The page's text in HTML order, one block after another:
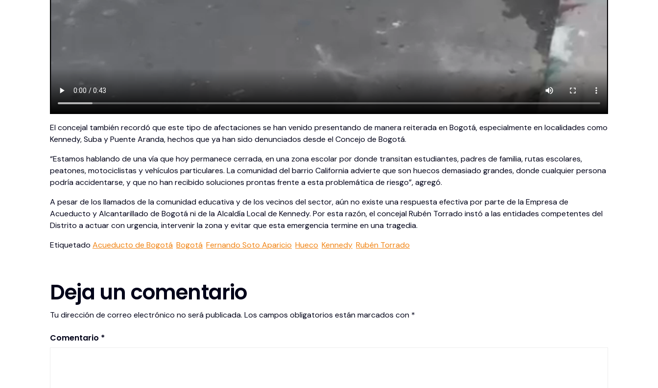
El concejal también recordó que este tipo de afectaciones se han venido presentando de manera reiterada en Bogotá, especialmente en localidades como
Kennedy, Suba y Puente Aranda, hechos que ya han sido denunciados desde el Concejo de Bogotá.
“Estamos hablando de una vía que hoy permanece cerrada, en una zona escolar por donde transitan estudiantes, padres de familia, rutas escolares,
peatones, motociclistas y vehículos particulares. La comunidad del barrio California advierte que son huecos demasiado grandes, donde cualquier persona
podría accidentarse, y que no han recibido soluciones prontas frente a esta problemática de riesgo”, agregó.
A pesar de los llamados de la comunidad educativa y de los vecinos del sector, aún no existe una respuesta efectiva por parte de la Empresa de
Acueducto y Alcantarillado de Bogotá ni de la Alcaldía Local de Kennedy. Por esta razón, el concejal Rubén Torrado instó a las entidades competentes del
Distrito a actuar con urgencia, intervenir la zona y evitar que esta emergencia termine en una tragedia.
Etiquetado Acueducto de Bogotá Bogotá Fernando Soto Aparicio Hueco Kennedy Rubén Torrado
Deja un comentario
Tu dirección de correo electrónico no será publicada. Los campos obligatorios están marcados con *
Comentario *